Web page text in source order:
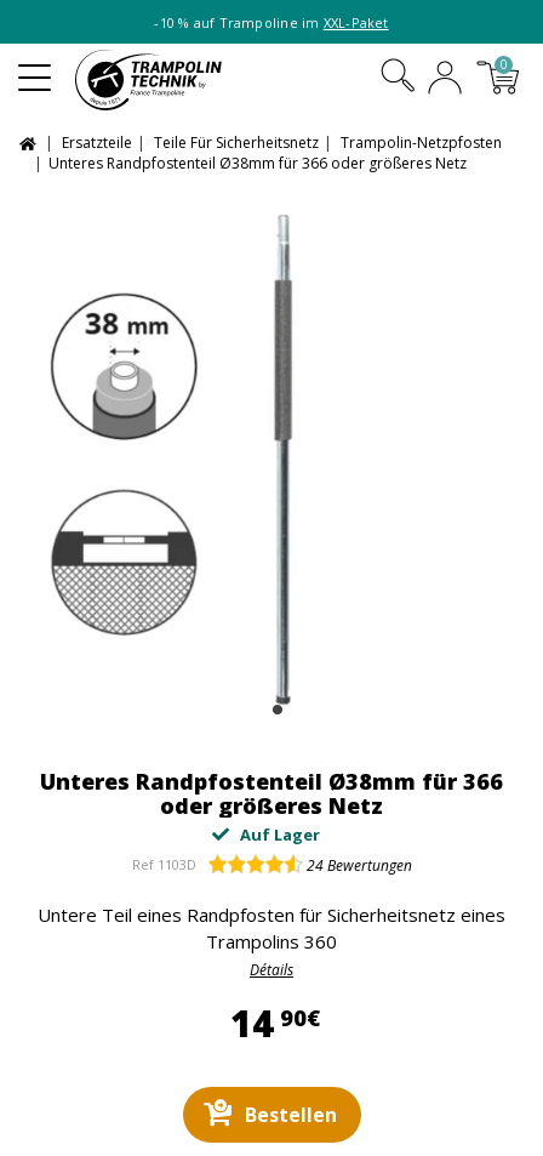
-10 % auf Trampoline im XXL-Paket
0
Ersatzteile Teile Für Sicherheitsnetz
Trampolin-Netzpfosten
Unteres Randpfostenteil Ø38mm für 366 oder größeres Netz
Unteres Randpfostenteil Ø38mm für 366
oder größeres Netz
Auf Lager
Ref 1103D 24Bewertungen
Untere Teil eines Randpfosten für Sicherheitsnetz eines
Trampolins 360
Détails
14 90€14,90 €
Bestellen